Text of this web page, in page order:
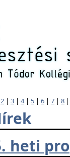
2 | 3 | 4| 5 | 6 | 7 | 8
heti